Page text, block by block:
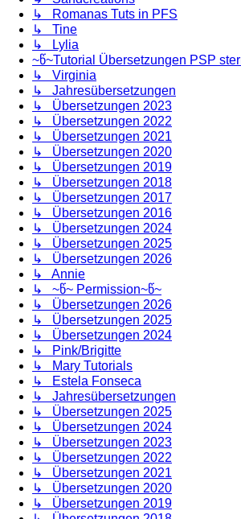
↳ Romanas Tuts in PFS
↳ Tine
↳ Lylia
~წ~Tutorial Übersetzungen PSP
↳ Virginia
↳ Jahresübersetzungen
↳ Übersetzungen 2023
↳ Übersetzungen 2022
↳ Übersetzungen 2021
↳ Übersetzungen 2020
↳ Übersetzungen 2019
↳ Übersetzungen 2018
↳ Übersetzungen 2017
↳ Übersetzungen 2016
↳ Übersetzungen 2024
↳ Übersetzungen 2025
↳ Übersetzungen 2026
↳ Annie
↳ ~წ~ Permission~წ~
↳ Übersetzungen 2026
↳ Übersetzungen 2025
↳ Übersetzungen 2024
↳ Pink/Brigitte
↳ Mary Tutorials
↳ Estela Fonseca
↳ Jahresübersetzungen
↳ Übersetzungen 2025
↳ Übersetzungen 2024
↳ Übersetzungen 2023
↳ Übersetzungen 2022
↳ Übersetzungen 2021
↳ Übersetzungen 2020
↳ Übersetzungen 2019